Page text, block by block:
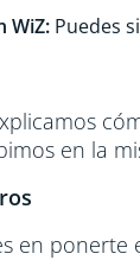
WiZ: Puedes
en la
en